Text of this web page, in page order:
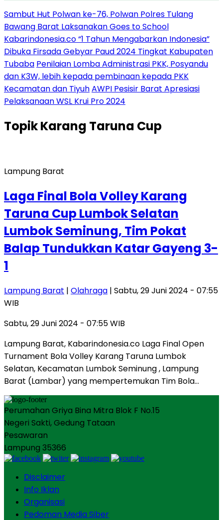
Sambut Hut Polwan ke-76, Polwan Polres Tulang
Bawang Barat Laksanakan Goes to School
Kabarindonesia.co “1 Tahun Mengabarkan Indonesia”
Dibuka Firsada Gebyar Paud 2024 Tingkat Kabupaten
Tubaba Penilaian Lomba Administrasi PKK, Posyandu
dan K3W, lebih kepada pembinaan kepada PKK
Kecamatan dan TiyuhAWPI Pesisir Barat Apresiasi
Pelaksanaan WSL Krui Pro 2024
TopikKarang Taruna Cup
Lampung Barat
Laga Final Bola Volley Karang
Taruna Cup Lumbok Selatan
Lumbok Seminung, Tim Pokat
Balap Tundukkan Katar Gayeng 3-
1
Lampung Barat | Olahraga | Sabtu, 29 Juni 2024 - 07:55
WIB
Sabtu, 29 Juni 2024 - 07:55 WIB
Lampung Barat, Kabarindonesia.co Laga Final Open
Turnament Bola Volley Karang Taruna Lumbok
Selatan, Kecamatan Lumbok Seminung , Lampung
Barat (Lambar) yang mempertemukan Tim Bola…
Perumahan Griya Bina Mitra Blok F No.15
Negeri Sakti, Gedung Tataan
Pesawaran
Lampung 35366
Disclaimer
Info Iklan
Organisasi
Pedoman Media Siber